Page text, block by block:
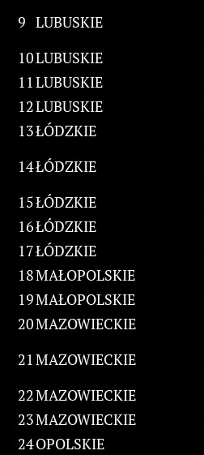
9 LUBUSKIE
10LUBUSKIE
11LUBUSKIE
12LUBUSKIE
13ŁÓDZKIE
14ŁÓDZKIE
15ŁÓDZKIE
16ŁÓDZKIE
17ŁÓDZKIE
18MAŁOPOLSKIE
19MAŁOPOLSKIE
20MAZOWIECKIE
21MAZOWIECKIE
22MAZOWIECKIE
23MAZOWIECKIE
24OPOLSKIE